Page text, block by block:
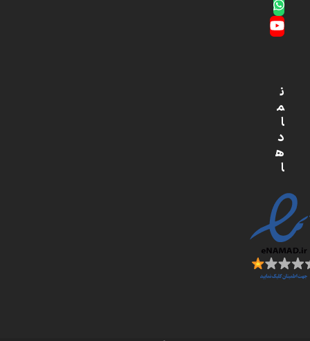
Whatsapp
YouTube
ن
م
ا
د
ه
ا